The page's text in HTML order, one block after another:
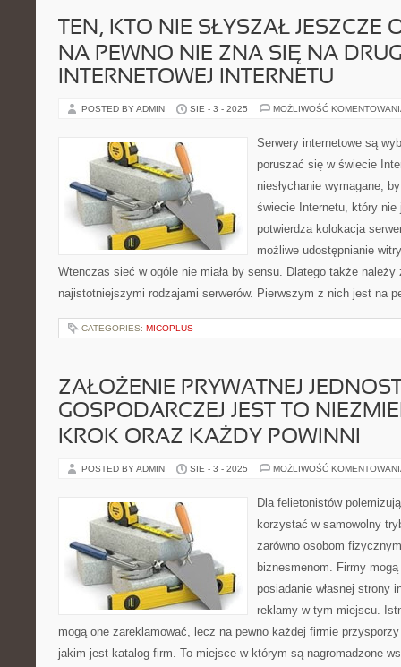
TEN, KTO NIE SŁYSZAŁ JESZCZE
NA PEWNO NIE ZNA SIĘ NA
INTERNETOWEJ INTERNETU
POSTED BY ADMIN SIE - 3 - 2025 MOŻLIWOŚĆ
Serwery internetowe są
poruszać się w świecie
niesłychanie wymagane,
świecie Internetu, który
potwierdza kolokacja
możliwe udostępnianie
Wtenczas sieć w ogóle nie miała by sensu. Dlatego także
najistotniejszymi rodzajami serwerów. Pierwszym z nich jest na
CATEGORIES: MICOPLUS
ZAŁOŻENIE PRYWATNEJ
GOSPODARCZEJ JEST TO
KROK ORAZ KAŻDY POWINNI
POSTED BY ADMIN SIE - 3 - 2025 MOŻLIWOŚĆ
Dla felietonistów
korzystać w samowolny
zarówno osobom
biznesmenom. Firmy
posiadanie własnej strony
reklamy w tym miejscu.
mogą one zareklamować, lecz na pewno każdej firmie
jakim jest katalog firm. To miejsce w którym są nagromadzone